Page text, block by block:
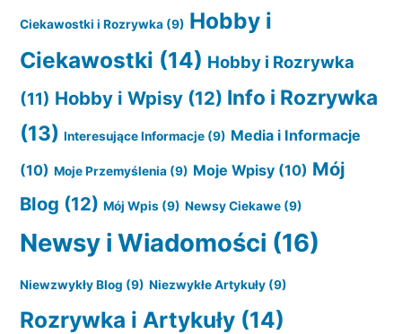
Ciekawostki i Rozrywka (9) Hobby i
Ciekawostki (14) Hobby i Rozrywka
(11) Hobby i Wpisy (12) Info i Rozrywka
(13) Interesujące Informacje (9) Media i Informacje
(10) Moje Przemyślenia (9) Moje Wpisy (10) Mój
Blog (12) Mój Wpis (9) Newsy Ciekawe (9)
Newsy i Wiadomości (16)
Niewzwykły Blog (9) Niezwykłe Artykuły (9)
Rozrywka i Artykuły (14)